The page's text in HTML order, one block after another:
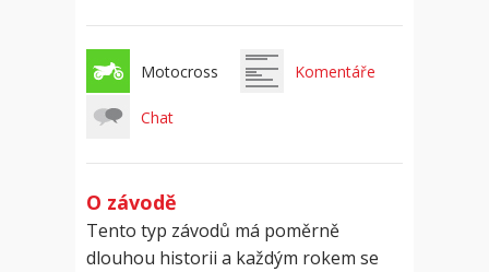
Motocross Komentáře
Chat
O závodě
Tento typ závodů má poměrně
dlouhou historii a každým rokem se